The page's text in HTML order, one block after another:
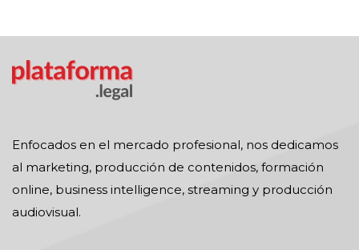
Enfocados en el mercado profesional, nos dedicamos
al marketing, producción de contenidos, formación
online, business intelligence, streaming y producción
audiovisual.